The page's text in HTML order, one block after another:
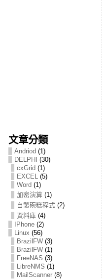
文章分類
Andriod (1)
DELPHI
(30)
cxGrid (1)
EXCEL(5)
Word (1)
加密演算(1)
自製碗糕程式(2)
資料庫(4)
IPhone(2)
Linux (56)
BrazilFW(3)
BrazilFW(1)
FreeNAS (3)
LibreNMS (1)
MailScanner(8)